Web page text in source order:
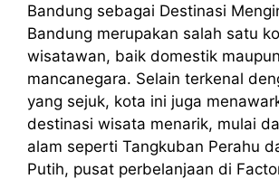
Bandung sebagai Destinasi
Bandung merupakan salah satu
wisatawan, baik domestik maupun
mancanegara. Selain terkenal
yang sejuk, kota ini juga
destinasi wisata menarik, mulai
alam seperti Tangkuban Perahu
Putih, pusat perbelanjaan di